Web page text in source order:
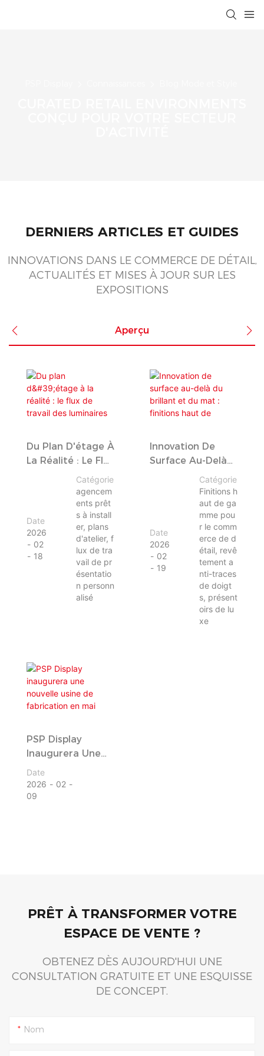
DERNIERS ARTICLES ET GUIDES
INNOVATIONS DANS LE COMMERCE DE DÉTAIL,
ACTUALITÉS ET MISES À JOUR SUR LES
EXPOSITIONS
Aperçu
Du Plan D'étage À
La Réalité : Le Flux
De Travail Des
Luminaires Prêts
Date
2026
02
18
Catégorie
agencem
ents prêt
s à install
er, plans
d'atelier, f
lux de tra
vail de pr
ésentatio
n personn
alisé
Innovation De
Surface Au-Delà
Du Brillant Et Du
Mat : Finitions
Haut De Gamme
Présentoirs De
Luxe En Magasin
Date
2026
02
19
Catégorie
Finitions h
aut de ga
mme pou
r le comm
erce de d
étail, revê
tement a
nti-traces
de doigt
s, présent
oirs de lu
xe
PSP Display
Inaugurera Une
Nouvelle Usine De
Fabrication En Mai
2026, Renforçant
Date
2026
02
09
PRÊT À TRANSFORMER VOTRE
ESPACE DE VENTE ?
OBTENEZ DÈS AUJOURD'HUI UNE
CONSULTATION GRATUITE ET UNE ESQUISSE
DE CONCEPT.
Nom